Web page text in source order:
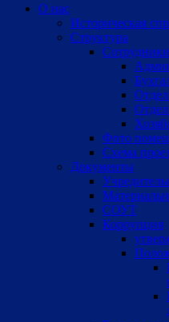
О нас
Историческая
Структура
Сотрудники
Фото
Схема
Документы
СОУТ
Коррупция